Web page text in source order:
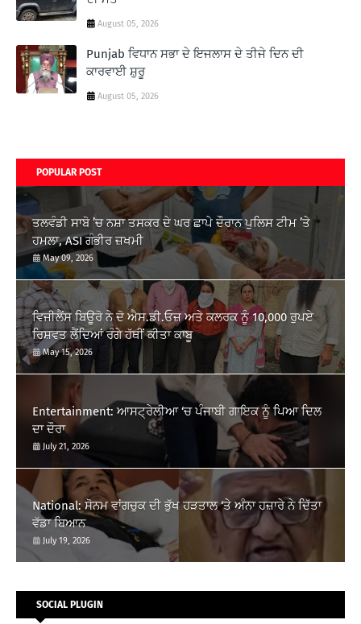
August 05, 2026
Punjab ਵਿਧਾਨ ਸਭਾ ਦੇ ਇਜਲਾਸ ਦੇ ਤੀਜੇ ਦਿਨ ਦੀ
ਕਾਰਵਾਈ ਸ਼ੁਰੂ
August 05, 2026
POPULAR POST
ਤਲਵੰਡੀ ਸਾਬੋ ’ਚ ਨਸ਼ਾ ਤਸਕਰ ਦੇ ਘਰ ਛਾਪੇ ਦੌਰਾਨ ਪੁਲਿਸ ਟੀਮ ’ਤੇ
ਹਮਲਾ, ASI ਗੰਭੀਰ ਜ਼ਖਮੀ
May 09, 2026
ਵਿਜੀਲੈਂਸ ਬਿਊਰੋ ਨੇ ਦੋ ਐਸ.ਡੀ.ਓਜ਼ ਅਤੇ ਕਲਰਕ ਨੂੰ 10,000 ਰੁਪਏ
ਰਿਸ਼ਵਤ ਲੈਂਦਿਆਂ ਰੰਗੇ ਹੱਥੀਂ ਕੀਤਾ ਕਾਬੂ
May 15, 2026
Entertainment: ਆਸਟ੍ਰੇਲੀਆ ‘ਚ ਪੰਜਾਬੀ ਗਾਇਕ ਨੂੰ ਪਿਆ ਦਿਲ
ਦਾ ਦੌਰਾ
July 21, 2026
National: ਸੋਨਮ ਵਾਂਗਚੁਕ ਦੀ ਭੁੱਖ ਹੜਤਾਲ ‘ਤੇ ਅੰਨਾ ਹਜ਼ਾਰੇ ਨੇ ਦਿੱਤਾ
ਵੱਡਾ ਬਿਆਨ
July 19, 2026
SOCIAL PLUGIN